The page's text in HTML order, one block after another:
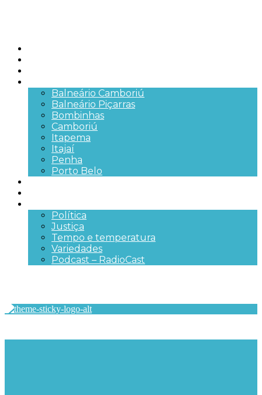
Balneário Camboriú
Balneário Piçarras
Bombinhas
Camboriú
Itapema
Itajaí
Penha
Porto Belo
Política
Justiça
Tempo e temperatura
Variedades
Podcast – RadioCast